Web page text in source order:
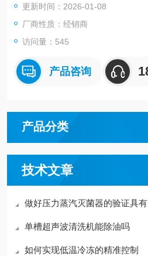
于多工况多气体采样,满足不同客户的
本仪器可供环保、卫生、劳动、安
用于各种环境空气和固定污染源中
更新时间：2026-01-08
厂商性质：经销商
访问量：545
产品咨询
产品分类
技术文章
做好压力蒸汽灭菌器的验证具
单槽超声波清洗机能除油吗
如何实现低温冷冻的精准控制